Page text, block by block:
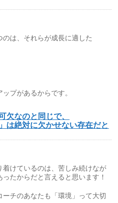
は、それらが成長に適した
プがあるからです。
欠なのと同じで、
は絶対に欠かせない存在だと
けているのは、苦しみ続けなが
たからだと言えると思います！
チのあなたも「環境」って大切